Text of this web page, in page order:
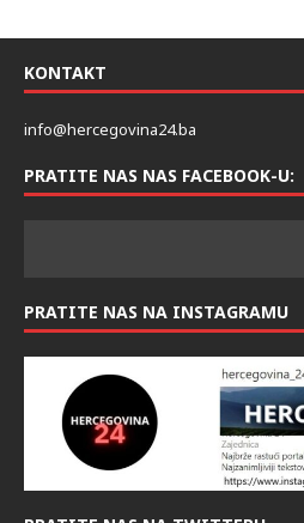
KONTAKT
info@hercegovina24.ba
PRATITE NAS NAS FACEBOOK-U:
PRATITE NAS NA INSTAGRAMU